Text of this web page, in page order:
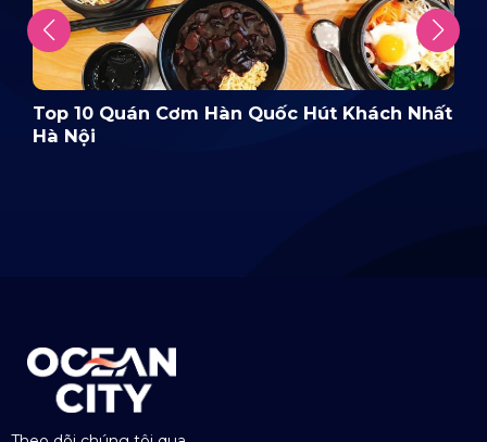
Top 10 Quán Cơm Hàn Quốc Hút Khách Nhất
Hà Nội